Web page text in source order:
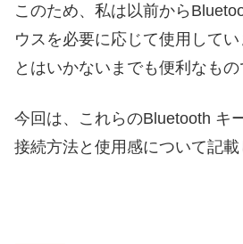
このため、私は以前から
ウスを必要に応じて使用して
とはいかないまでも便利なもの
今回は、これらのBluetooth キ
接続方法と使用感について記載